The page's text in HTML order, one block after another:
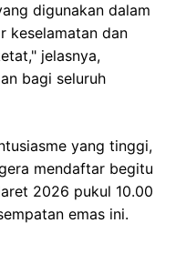
digunakan dalam
keselamatan dan
jelasnya,
bagi seluruh
yang tinggi,
mendaftar begitu
2026 pukul 10.00
emas ini.